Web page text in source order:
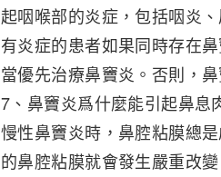
起咽喉部的炎症，包括咽炎
有炎症的患者如果同時存在
當優先治療鼻竇炎。否則，
7、鼻竇炎爲什麼能引起鼻息
慢性鼻竇炎時，鼻腔粘膜總
的鼻腔粘膜就會發生嚴重改